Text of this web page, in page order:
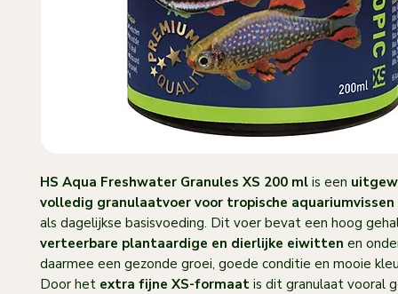
HS Aqua Freshwater Granules XS 200 ml is een
volledig granulaatvoer voor tropische aquariumvissen
als dagelijkse basisvoeding. Dit voer bevat een hoog
verteerbare plantaardige en dierlijke eiwitten en
daarmee een gezonde groei, goede conditie en mooie
Door het extra fijne XS-formaat is dit granulaat vooral